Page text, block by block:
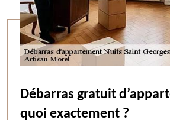
Débarras gratuit
quoi exactement ?